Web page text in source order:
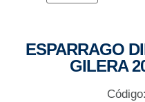
ESPARRAGO
GILERA